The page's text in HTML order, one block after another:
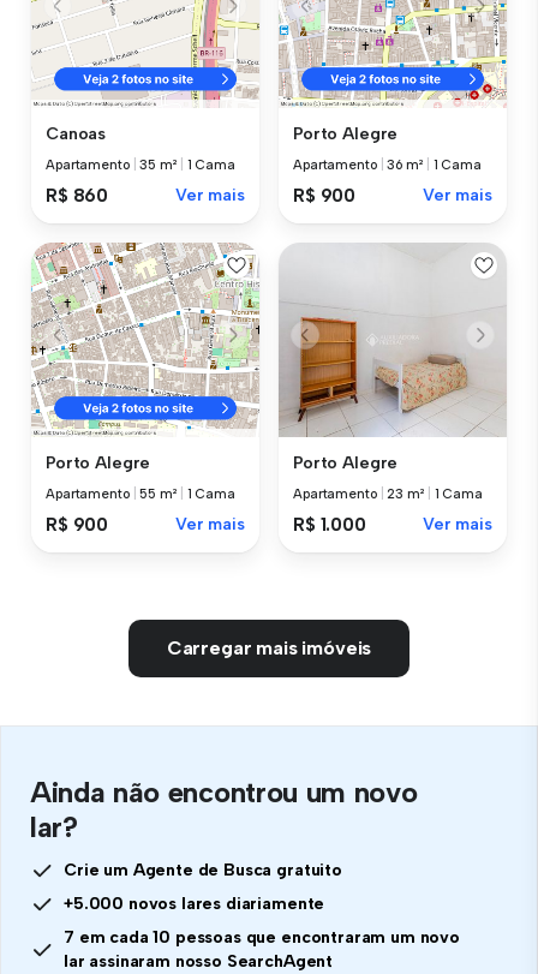
Canoas
Apartamento |35 m² 1 Cama
R$ 860 Ver mais
Porto Alegre
Apartamento |36 m² 1 Cama
R$ 900 Ver mais
Porto Alegre
Apartamento |55 m² 1 Cama
R$ 900 Ver mais
Porto Alegre
Apartamento |23 m² 1 Cama
R$ 1.000 Ver mais
Carregar mais imóveis
Ainda não encontrou um novo
lar?
Crie um Agente de Busca gratuito
+5.000 novos lares diariamente
7 em cada 10 pessoas que encontraram um novo
lar assinaram nosso SearchAgent